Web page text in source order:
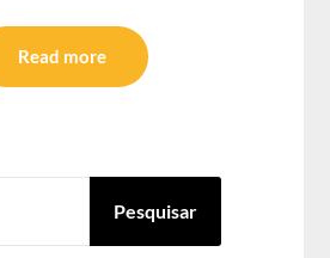
Read more
Pesquisar